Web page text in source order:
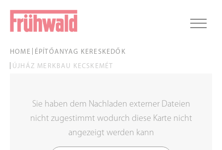
HOME
ÉPÍTŐANYAG KERESKEDŐK
ÚJHÁZ MERKBAU KECSKEMÉT
Sie haben dem Nachladen externer Dateien
nicht zugestimmt wodurch diese Karte nicht
angezeigt werden kann